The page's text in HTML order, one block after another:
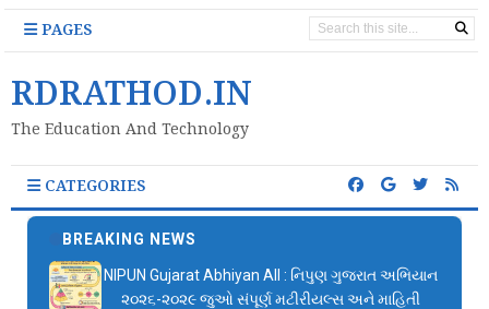
PAGES
RDRATHOD.IN
The Education And Technology
CATEGORIES
BREAKING NEWS
NIPUN Gujarat Abhiyan All : નિપુણ ગુજરાત અભિયાન
૨૦૨૬-૨૦૨૯ જુઓ સંપૂર્ણ મટીરીયલ્સ અને માહિતી